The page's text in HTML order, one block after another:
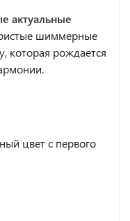
актуальные
шиммерные
которая рождается
цвет с первого